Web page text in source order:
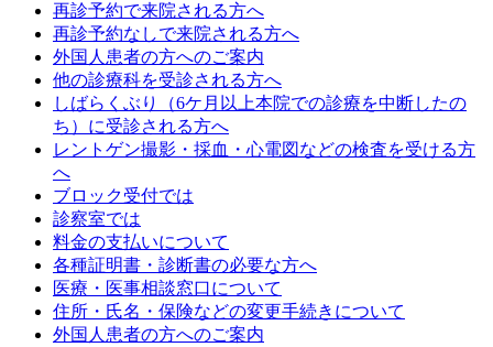
再診予約で来院される方へ
再診予約なしで来院される方へ
外国人患者の方へのご案内
他の診療科を受診される方へ
しばらくぶり（6ケ月以上本院での診療を中断したの
ち）に受診される方へ
レントゲン撮影・採血・心電図などの検査を受ける方
へ
ブロック受付では
診察室では
料金の支払いについて
各種証明書・診断書の必要な方へ
医療・医事相談窓口について
住所・氏名・保険などの変更手続きについて
外国人患者の方へのご案内